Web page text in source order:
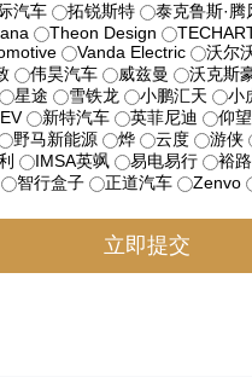
汽车 拓锐斯特 泰克鲁斯·腾
Theon Design
Vanda Electric 沃尔
伟昊汽车 威兹曼 沃克斯
星途 雪铁龙 小鹏汇天 小
新特汽车 英菲尼迪 仰望
野马新能源 烨 云度 游侠
IMSA英飒 易电易行 裕路
智行盒子 正道汽车 Zenvo